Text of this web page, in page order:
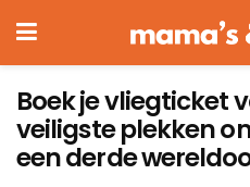
Boek je vliegticket
veiligste plekken
een derde